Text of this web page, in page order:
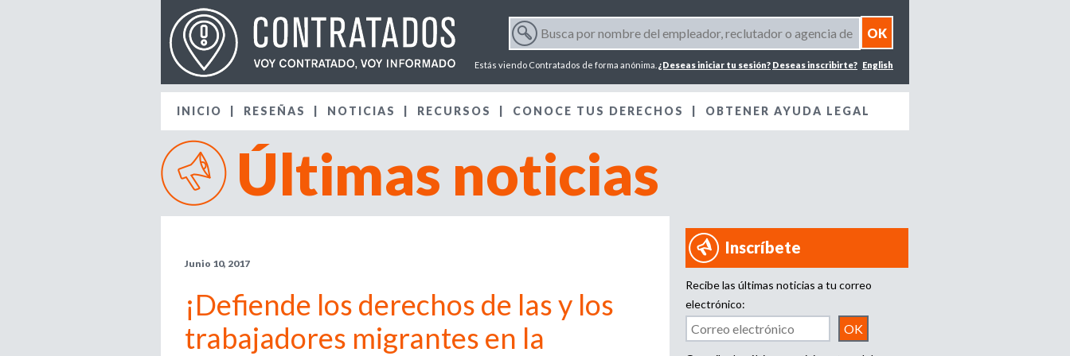
F
o
r
m
r
B
u
a
p
o
n
o
m
b
l
m
English
Estás viendo Contratados de forma anónima. ¿Deseas iniciar tu sesión? Deseas inscribirte?
Últimas noticias
Junio 10, 2017
¡Defiende los derechos de las y los
trabajadores migrantes en la
INICIO RESEÑAS NOTICIAS RECURSOS CONOCE TUS DERECHOS OBTENER AYUDA LEGAL
Inscríbete
Recibe las últimas noticias a tu correo
electrónico: